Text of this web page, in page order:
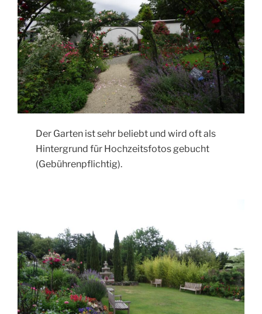
Der Garten ist sehr beliebt und wird oft als
Hintergrund für Hochzeitsfotos gebucht
(Gebührenpflichtig).